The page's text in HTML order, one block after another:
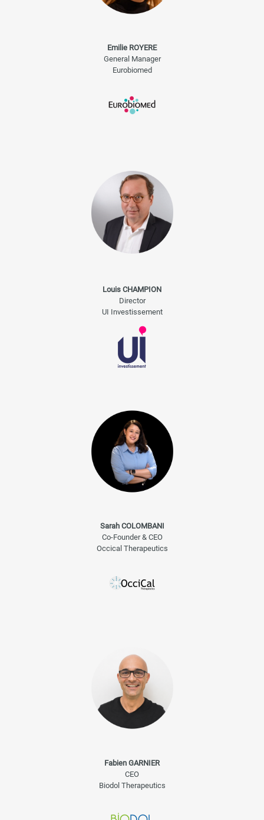
Emilie ROYERE
General Manager
Eurobiomed
Louis CHAMPION
Director
UI Investissement
Sarah COLOMBANI
Co-Founder & CEO
Occical Therapeutics
Fabien GARNIER
CEO
Biodol Therapeutics